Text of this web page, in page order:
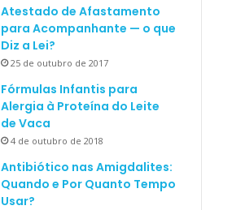
Atestado de Afastamento
para Acompanhante — o que
Diz a Lei?
25 de outubro de 2017
Fórmulas Infantis para
Alergia à Proteína do Leite
de Vaca
4 de outubro de 2018
Antibiótico nas Amigdalites:
Quando e Por Quanto Tempo
Usar?